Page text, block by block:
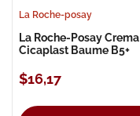
La Roche-posay
La Roche-Posay Crema
Cicaplast Baume B5+
$16,17